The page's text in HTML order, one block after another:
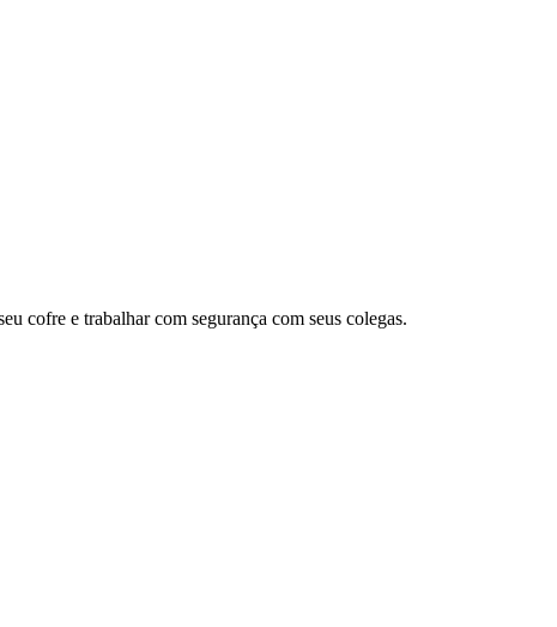
cofre e trabalhar com segurança com seus colegas.